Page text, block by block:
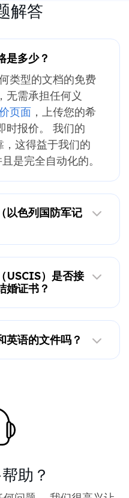
解答
是多少？
类型的文档的免费
无需承担任何义
页面，上传您的希
时报价。 我们的
，这得益于我们的
是完全自动化的。
以色列国防军记
USCIS）是否接
婚证书？
英语的文件吗？
助？